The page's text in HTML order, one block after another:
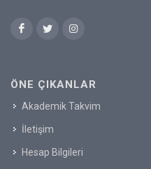
ÖNE ÇIKANLAR
Akademik Takvim
İletişim
Hesap Bilgileri